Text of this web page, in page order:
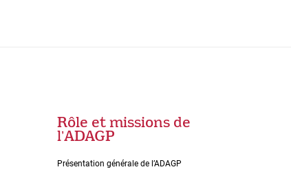
Rôle et missions de
lʼADAGP
Présentation générale de l’ADAGP